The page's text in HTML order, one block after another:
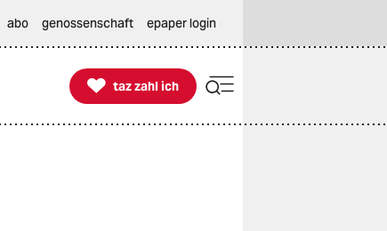
abo genossenschaft epaper login

taz zahl ich
taz zahl ich